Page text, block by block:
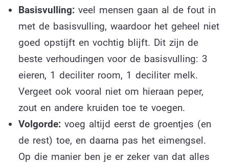
Basisvulling:veel mensen gaan al de fout in
met de basisvulling, waardoor het geheel niet
goed opstijft en vochtig blijft. Dit zijn de
beste verhoudingen voor de basisvulling: 3
eieren, 1 deciliter room, 1 deciliter melk.
Vergeet ook vooral niet om hieraan peper,
zout en andere kruiden toe te voegen.
Volgorde: voeg altijd eerst de groentjes (en
de rest) toe, en daarna pas het eimengsel.
Op die manier ben je er zeker van dat alles